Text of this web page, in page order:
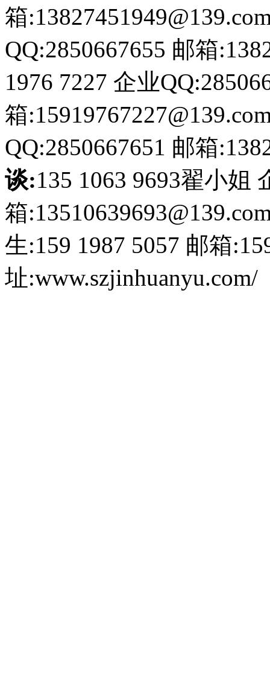
箱
QQ:2850667655 邮箱
1976 7227 企业
箱
QQ:2850667651 邮箱
谈:135 1063 9693翟小姐
箱
生:159 1987 5057 邮箱
址:www.szjinhuanyu.com/